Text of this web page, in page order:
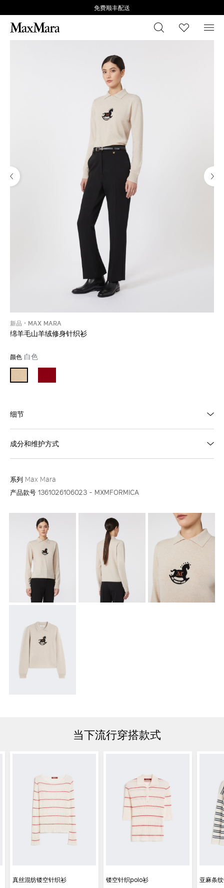
免费顺丰配送
搜索 心愿清
菜
新品 MAX MARA
绵羊毛山羊绒修身针织衫
颜色 白色
细节
成分和维护方式
系列 Max Mara
产品款号 1361026106023 - MXMFORMICA
当下流行穿搭款式
真丝混纺镂空针织衫 镂空针织polo衫 亚麻条